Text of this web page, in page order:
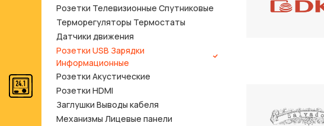
Розетки Телевизионные Спутниковые
Терморегуляторы Термостаты
Датчики движения
Розетки USB Зарядки
Информационные
Розетки Акустические
Розетки HDMI
Заглушки Выводы кабеля
Механизмы Лицевые панели